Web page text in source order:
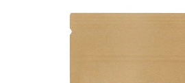
Ignorer la galerie d'images